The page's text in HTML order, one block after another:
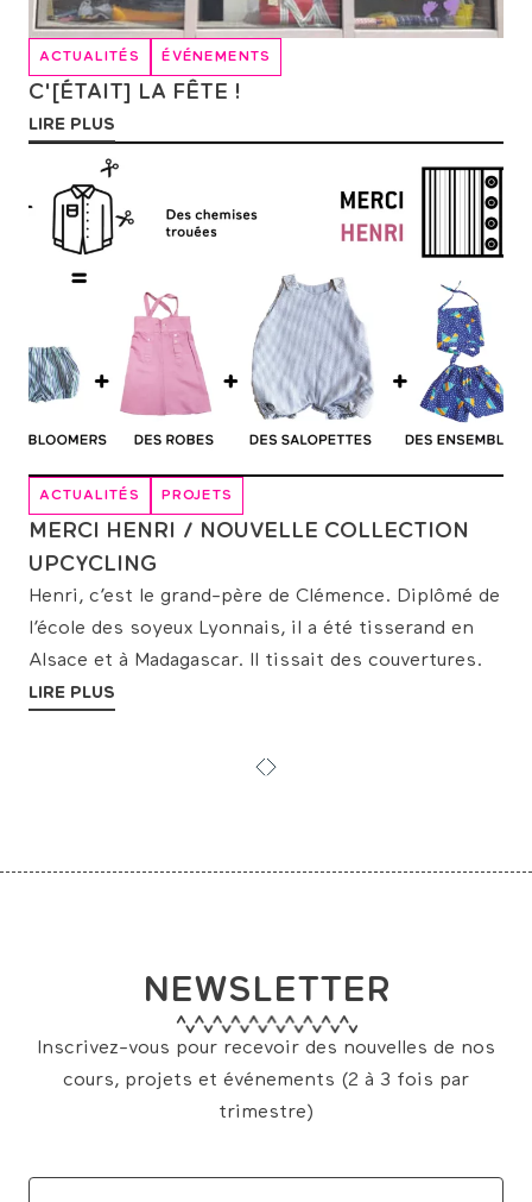
ACTUALITÉS ÉVÉNEMENTS
C'[ÉTAIT] LA FÊTE !
LIRE PLUS
ACTUALITÉS PROJETS
MERCI HENRI / NOUVELLE COLLECTION
UPCYCLING
Henri, c’est le grand-père de Clémence. Diplômé de
l’école des soyeux Lyonnais, il a été tisserand en
Alsace et à Madagascar. Il tissait des couvertures.
LIRE PLUS
NEWSLETTER
Inscrivez-vous pour recevoir des nouvelles de nos
cours, projets et événements (2 à 3 fois par
trimestre)